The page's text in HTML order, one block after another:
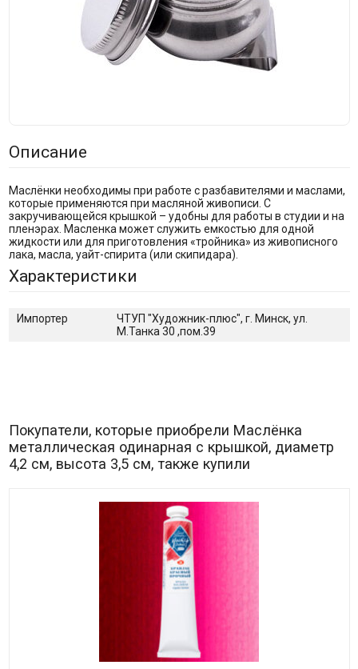
Описание
Маслёнки необходимы при работе с разбавителями и маслами,
которые применяются при масляной живописи. С
закручивающейся крышкой – удобны для работы в студии и на
пленэрах. Масленка может служить емкостью для одной
жидкости или для приготовления «тройника» из живописного
лака, масла, уайт-спирита (или скипидара).
Характеристики
Импортер
ЧТУП "Художник-плюс", г. Минск, ул.
М.Танка 30 ,пом.39
Покупатели, которые приобрели Маслёнка
металлическая одинарная с крышкой, диаметр
4,2 см, высота 3,5 см, также купили